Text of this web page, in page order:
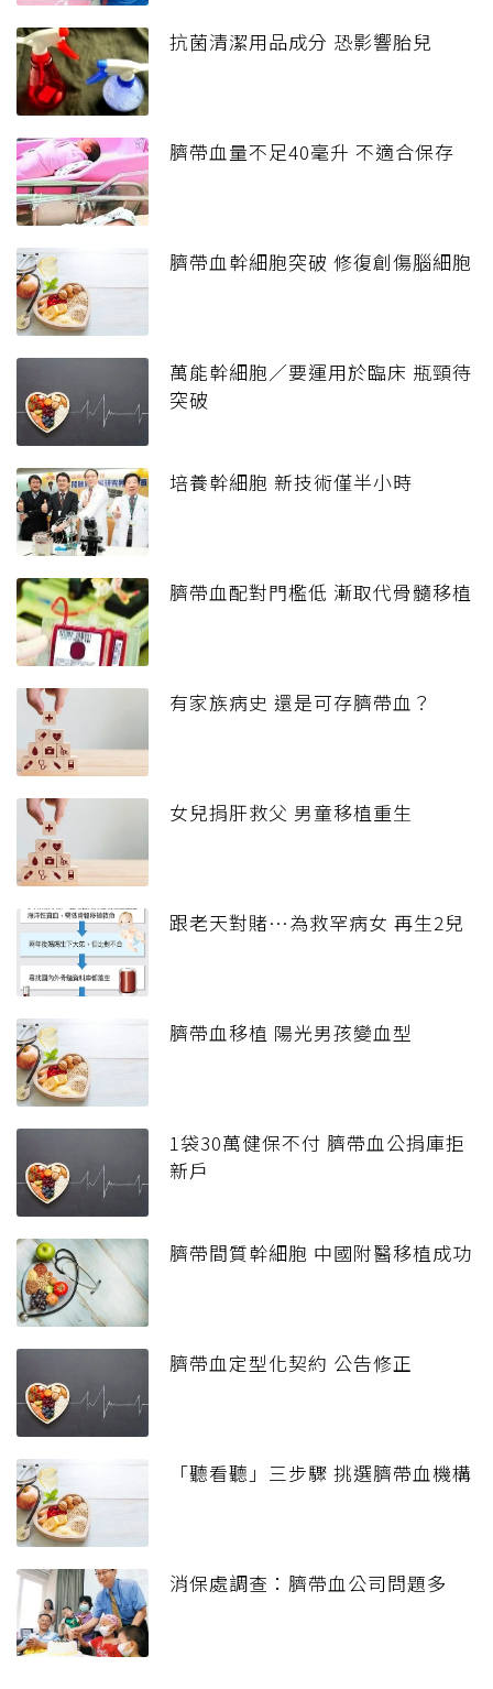
抗菌清潔用品成分 恐影響胎兒
臍帶血量不足40毫升 不適合保存
臍帶血幹細胞突破 修復創傷腦細胞
萬能幹細胞／要運用於臨床 瓶頸待
突破
培養幹細胞 新技術僅半小時
臍帶血配對門檻低 漸取代骨髓移植
有家族病史 還是可存臍帶血？
女兒捐肝救父 男童移植重生
跟老天對賭…為救罕病女 再生2兒
臍帶血移植 陽光男孩變血型
1袋30萬健保不付 臍帶血公捐庫拒
新戶
臍帶間質幹細胞 中國附醫移植成功
臍帶血定型化契約 公告修正
「聽看聽」三步驟 挑選臍帶血機構
消保處調查：臍帶血公司問題多